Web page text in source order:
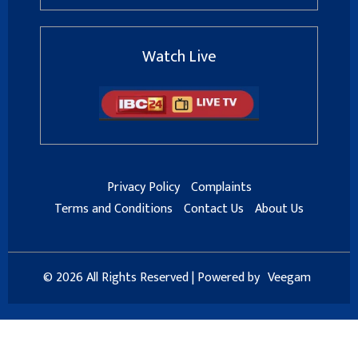
Watch Live
Privacy Policy Complaints
Terms and Conditions Contact Us About Us
© 2026 All Rights Reserved | Powered by Veegam